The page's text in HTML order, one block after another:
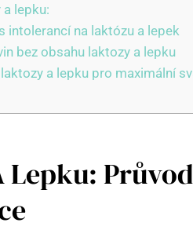
lepku:
intolerancí na laktózu a lepek
bez obsahu laktozy a lepku
a lepku pro maximální
Lepku: